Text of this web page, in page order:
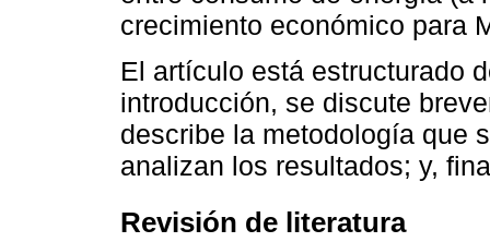
crecimiento económico para
El artículo está estructurado
introducción, se discute
describe la metodología que
analizan los resultados; y,
Revisión de literatura